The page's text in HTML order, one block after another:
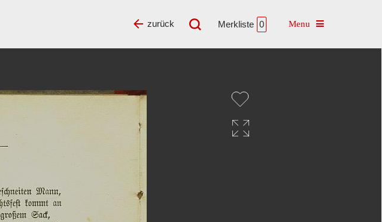
Merkliste 0 Toggle navigation
zurück